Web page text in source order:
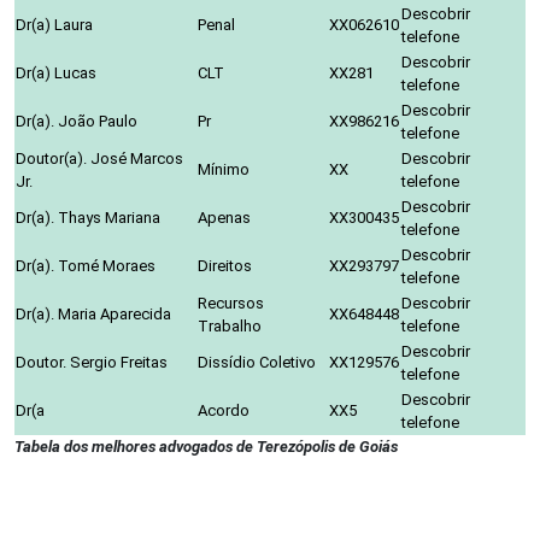
Dr(a) Laura
Penal XX062610
Descobrir
telefone
Dr(a) Lucas
CLT XX281
Descobrir
telefone
Dr(a). João Paulo
Pr XX986216
Descobrir
telefone
Doutor(a). José Marcos
Jr.
Mínimo XX
Descobrir
telefone
Dr(a). Thays Mariana
Apenas XX300435
Descobrir
telefone
Dr(a). Tomé Moraes
Direitos XX293797
Descobrir
telefone
Dr(a). Maria Aparecida
Recursos
Trabalho
XX648448
Descobrir
telefone
Doutor. Sergio Freitas
Dissídio Coletivo XX129576
Descobrir
telefone
Dr(a
Acordo XX5
Descobrir
telefone
Tabela dos melhores advogados de Terezópolis de Goiás